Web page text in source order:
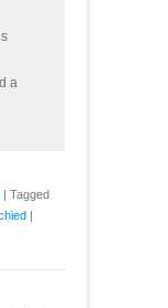
a
| Tagged
|